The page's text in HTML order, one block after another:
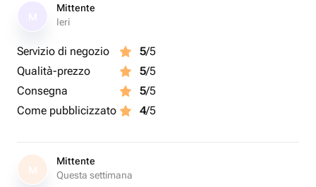
Mittente
Ieri
Servizio di negozio 5/5
Qualità-prezzo
5/5
Consegna
5/5
Come pubblicizzato
4/5
M
Mittente
Questa settimana